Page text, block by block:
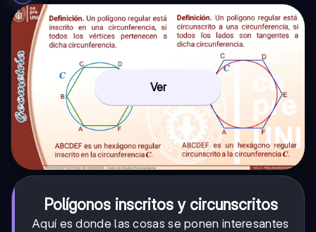
Ver
Polígonos inscritos y circunscritos
Aquí es donde las cosas se ponen interesantes